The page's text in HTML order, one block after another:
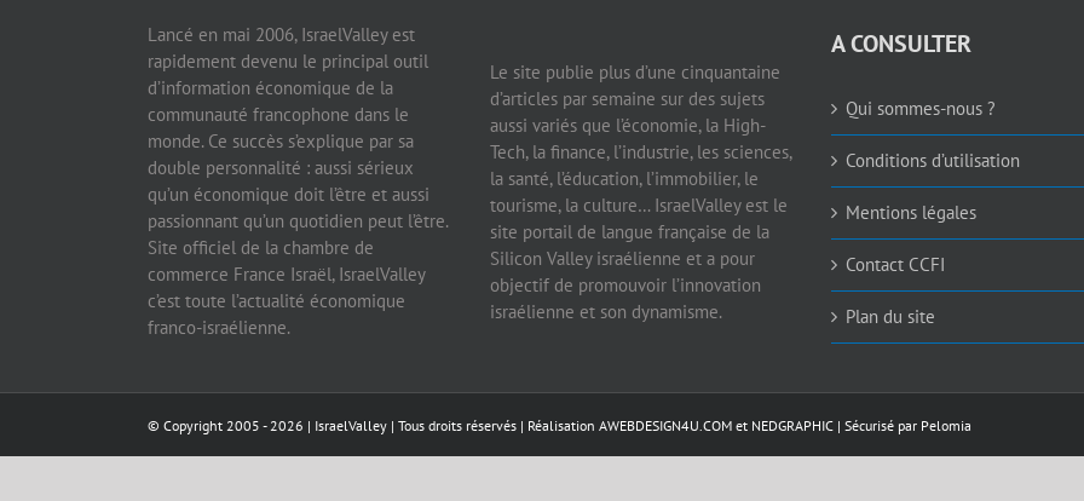
Lancé en mai 2006, IsraelValley est
rapidement devenu le principal outil
d’information économique de la
communauté francophone dans le
monde. Ce succès s’explique par sa
double personnalité : aussi sérieux
qu’un économique doit l’être et aussi
passionnant qu’un quotidien peut l’être.
Site officiel de la chambre de
commerce France Israël, IsraelValley
c’est toute l’actualité économique
franco-israélienne.
Le site publie plus d’une cinquantaine
d’articles par semaine sur des sujets
aussi variés que l’économie, la High-
Tech, la finance, l’industrie, les sciences,
la santé, l’éducation, l’immobilier, le
tourisme, la culture… IsraelValley est le
site portail de langue française de la
Silicon Valley israélienne et a pour
objectif de promouvoir l’innovation
israélienne et son dynamisme.
A CONSULTER
Qui sommes-nous ?
Conditions d’utilisation
Mentions légales
Contact CCFI
Plan du site
© Copyright 2005 -2026 | IsraelValley | Tous droits réservés | Réalisation AWEBDESIGN4U.COM et NEDGRAPHIC | Sécurisé par Pelomia